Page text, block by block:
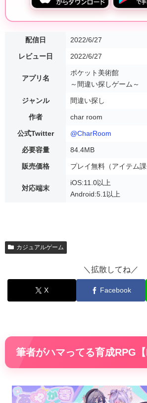
配信日 2022/6/27
レビュー日 2022/6/27
アプリ名
ポケット美術館
～間違い探しゲーム～
ジャンル 間違い探し
作者 char room
公式Twitter @CharRoom
必要容量 84.4MB
販売価格 プレイ無料（アイテム課
対応端末
iOS:11.0以上
Android:5.1以上
カジュアルゲーム
＼拡散してね／
X Facebook
筆者がハマってる育成RPG【